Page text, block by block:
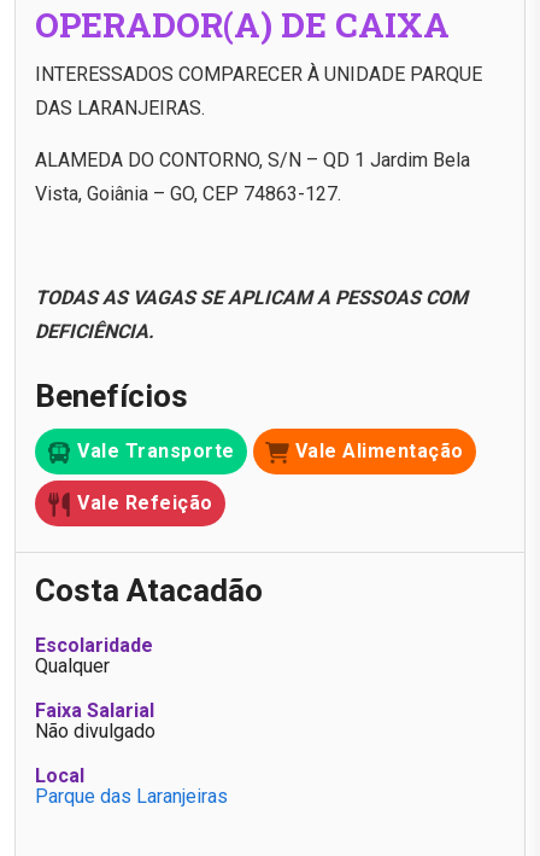
OPERADOR(A) DE CAIXA
INTERESSADOS COMPARECER À UNIDADE PARQUE
DAS LARANJEIRAS.
ALAMEDA DO CONTORNO, S/N – QD 1 Jardim Bela
Vista, Goiânia – GO, CEP 74863-127.
TODAS AS VAGAS SE APLICAM A PESSOAS COM
DEFICIÊNCIA.
Benefícios
Vale Transporte Vale Alimentação
Vale Refeição
Costa Atacadão
Escolaridade
Qualquer
Faixa Salarial
Não divulgado
Local
Parque das Laranjeiras